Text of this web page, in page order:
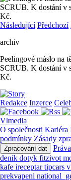
Následující Předchozí
archiv
Peelingové máslo
SCRUB. K dostání v
Kč.
Redakce Inzerce
Vlmedia
O společnosti Kariéra
podmínky Zásady
Zpracování dat
denik dotyk fitzivot
kafe ireceptartipcars
prekvapeni